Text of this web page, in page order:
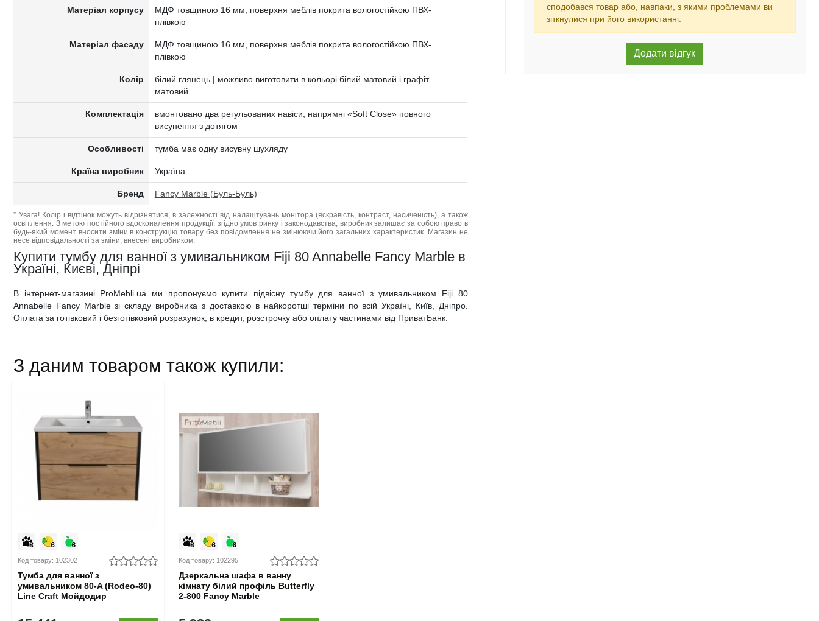
Матеріал корпусу
МДФ товщиною 16 мм, поверхня меблів покрита вологостійкою ПВХ-
плівкою
Матеріал фасаду
МДФ товщиною 16 мм, поверхня меблів покрита вологостійкою ПВХ-
плівкою
Колір
білий глянець | можливо виготовити в кольорі білий матовий і графіт
матовий
Комплектація
вмонтовано два регульованих навіси, напрямні «Soft Сlose» повного
висунення з дотягом
Особливості тумба має одну висувну шухляду
Країна виробник Україна
Бренд Fancy Marble (Буль-Буль)
* Увага! Колір і відтінок можуть відрізнятися, в залежності від налаштувань монітора (яскравість, контраст, насиченість), а також
освітлення. З метою постійного вдосконалення продукції, згідно умов ринку і законодавства, виробник залишає за собою право в
будь-який момент вносити зміни в конструкцію товару без повідомлення не змінюючи його загальних характеристик. Магазин не
несе відповідальності за зміни, внесені виробником.
Купити тумбу для ванної з умивальником Fiji 80 Annabelle Fancy Marble в
Україні, Києві, Дніпрі
В інтернет-магазині ProMebli.ua ми пропонуємо купити підвісну тумбу для ванної з умивальником Fiji 80
Annabelle Fancy Marble зі складу виробника з доставкою в найкоротші терміни по всій Україні, Київ, Дніпро.
Оплата за готівковий і безготівковий розрахунок, в кредит, розстрочку або оплату частинами від ПриватБанк.
сподобався товар або, навпаки, з якими проблемами ви
зіткнулися при його використанні.
З даним товаром також купили:
Код товару: 102302
Тумба для ванної з
умивальником 80-A (Rodeo-80)
Line Craft Мойдодир
Код товару: 102295
Дзеркальна шафа в ванну
кімнату білий профіль Butterfly
2-800 Fancy Marble